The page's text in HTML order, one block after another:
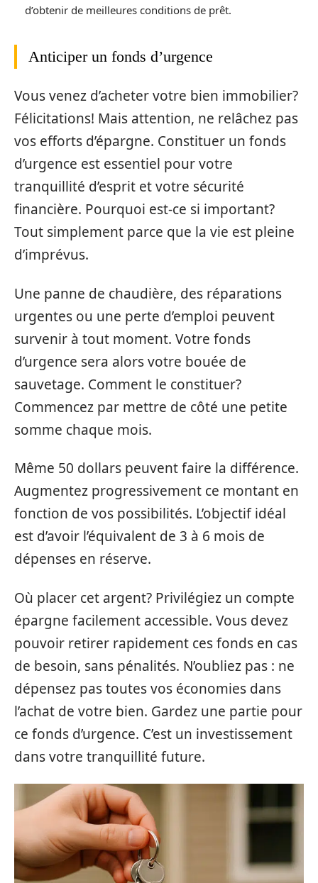
d’obtenir de meilleures conditions de prêt.
Anticiper un fonds d’urgence
Vous venez d’acheter votre bien immobilier?
Félicitations! Mais attention, ne relâchez pas
vos efforts d’épargne. Constituer un fonds
d’urgence est essentiel pour votre
tranquillité d’esprit et votre sécurité
financière. Pourquoi est-ce si important?
Tout simplement parce que la vie est pleine
d’imprévus.
Une panne de chaudière, des réparations
urgentes ou une perte d’emploi peuvent
survenir à tout moment. Votre fonds
d’urgence sera alors votre bouée de
sauvetage. Comment le constituer?
Commencez par mettre de côté une petite
somme chaque mois.
Même 50 dollars peuvent faire la différence.
Augmentez progressivement ce montant en
fonction de vos possibilités. L’objectif idéal
est d’avoir l’équivalent de 3 à 6 mois de
dépenses en réserve.
Où placer cet argent? Privilégiez un compte
épargne facilement accessible. Vous devez
pouvoir retirer rapidement ces fonds en cas
de besoin, sans pénalités. N’oubliez pas : ne
dépensez pas toutes vos économies dans
l’achat de votre bien. Gardez une partie pour
ce fonds d’urgence. C’est un investissement
dans votre tranquillité future.